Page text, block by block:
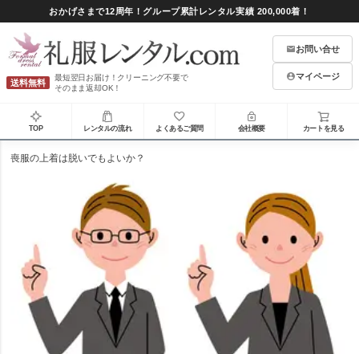
おかげさまで12周年！グループ累計レンタル実績 200,000着！
送料無料
最短翌日お届け！クリーニング不要で
そのまま返却OK！
お問い合せ
マイページ
TOP レンタルの流れ よくあるご質問 会社概要 カートを見る
喪服の上着は脱いでもよいか？